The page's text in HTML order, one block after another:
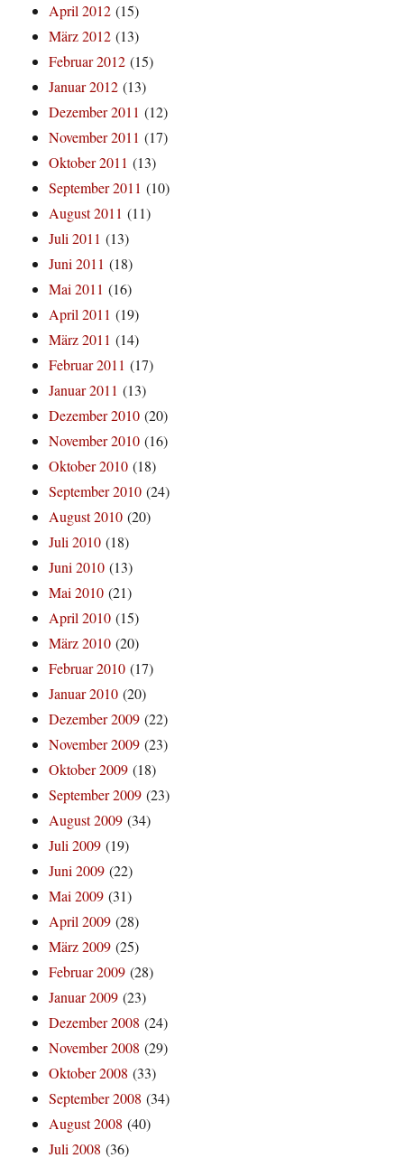
April 2012 (15)
März 2012 (13)
Februar 2012 (15)
Januar 2012 (13)
Dezember 2011 (12)
November 2011 (17)
Oktober 2011 (13)
September 2011 (10)
August 2011 (11)
Juli 2011 (13)
Juni 2011 (18)
Mai 2011 (16)
April 2011 (19)
März 2011 (14)
Februar 2011 (17)
Januar 2011 (13)
Dezember 2010 (20)
November 2010 (16)
Oktober 2010 (18)
September 2010 (24)
August 2010 (20)
Juli 2010 (18)
Juni 2010 (13)
Mai 2010 (21)
April 2010 (15)
März 2010 (20)
Februar 2010 (17)
Januar 2010 (20)
Dezember 2009 (22)
November 2009 (23)
Oktober 2009 (18)
September 2009 (23)
August 2009 (34)
Juli 2009 (19)
Juni 2009 (22)
Mai 2009 (31)
April 2009 (28)
März 2009 (25)
Februar 2009 (28)
Januar 2009 (23)
Dezember 2008 (24)
November 2008 (29)
Oktober 2008 (33)
September 2008 (34)
August 2008 (40)
Juli 2008 (36)